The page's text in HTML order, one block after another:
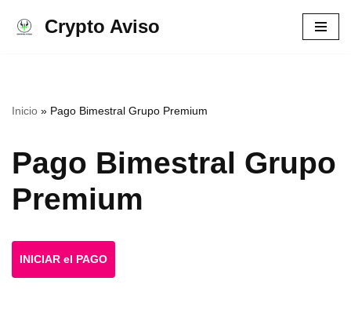
Crypto Aviso
Inicio » Pago Bimestral Grupo Premium
Pago Bimestral Grupo
Premium
INICIAR el PAGO